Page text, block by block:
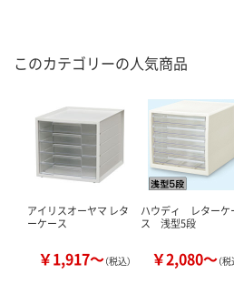
このカテゴリーの人気商品
アイリスオーヤマ レタ
ーケース
￥1,917～（税込）
ハウディ レターケ
ス 浅型5段
￥2,080～（税